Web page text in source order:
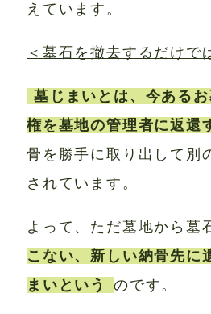
えています。
＜墓石を撤去するだけで
墓じまいとは、今ある
権を墓地の管理者に返還
骨を勝手に取り出して別
されています。
よって、ただ墓地から墓
こない、新しい納骨先に
まいという
のです。